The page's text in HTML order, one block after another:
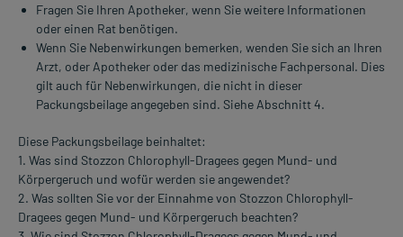
Fragen Sie Ihren Apotheker, wenn Sie weitere Informationen
oder einen Rat benötigen.
Wenn Sie Nebenwirkungen bemerken, wenden Sie sich an Ihren
Arzt, oder Apotheker oder das medizinische Fachpersonal. Dies
gilt auch für Nebenwirkungen, die nicht in dieser
Packungsbeilage angegeben sind. Siehe Abschnitt 4.
Diese Packungsbeilage beinhaltet:
1. Was sind Stozzon Chlorophyll-Dragees gegen Mund- und
Körpergeruch und wofür werden sie angewendet?
2. Was sollten Sie vor der Einnahme von Stozzon Chlorophyll-
Dragees gegen Mund- und Körpergeruch beachten?